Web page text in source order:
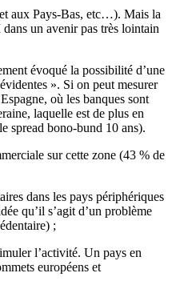
aux Pays-Bas, etc…). Mais la
un avenir pas très lointain
évoqué la possibilité d’une
». Si on peut mesurer
où les banques sont
laquelle est de plus en
spread bono-bund 10 ans).
sur cette zone (43 % de
dans les pays périphériques
qu’il s’agit d’un problème
;
l’activité. Un pays en
européens et